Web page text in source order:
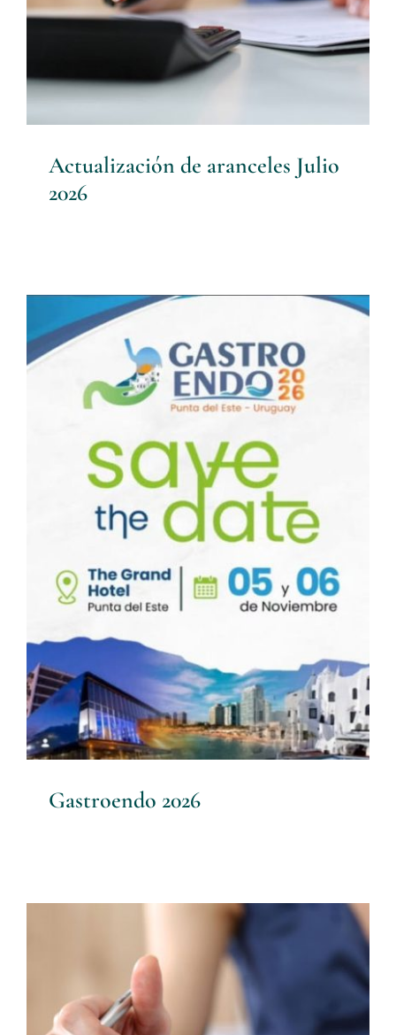
Actualización de aranceles Julio
2026
Gastroendo 2026
Noticias
Gastroendo 2026